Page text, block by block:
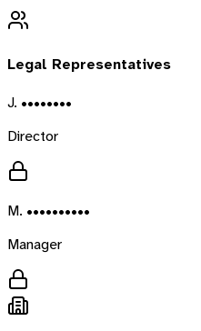
Legal Representatives
J. ••••••••
Director
M. ••••••••••
Manager